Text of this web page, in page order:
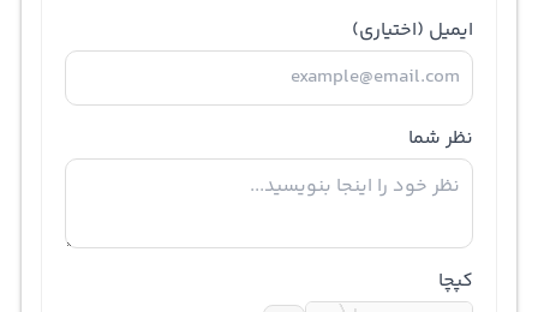
ایمیل (اختیاری)
نظر شما
کپچا